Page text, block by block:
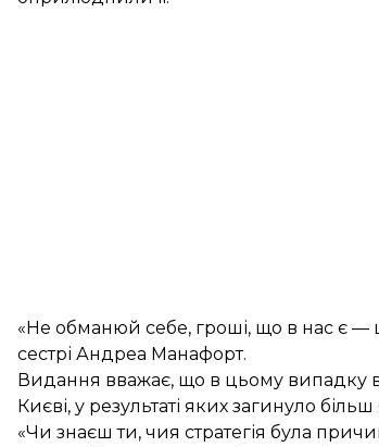
«Не обманюй себе, гроші, що в нас є —
сестрі Андреа Манафорт.
Видання вважає, що в цьому випадку
Києві, у результаті яких загинуло
«Чи знаєш ти, чия стратегія була